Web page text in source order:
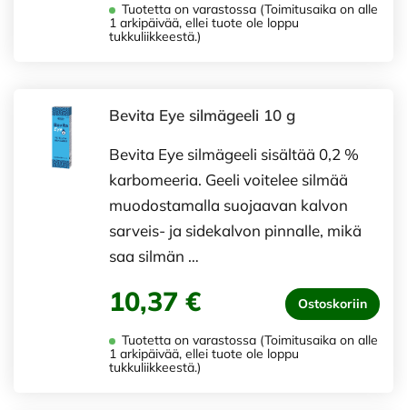
Tuotetta on varastossa (Toimitusaika on alle
1 arkipäivää, ellei tuote ole loppu
tukkuliikkeestä.)
Bevita Eye silmägeeli 10 g
Bevita Eye silmägeeli sisältää 0,2 %
karbomeeria. Geeli voitelee silmää
muodostamalla suojaavan kalvon
sarveis- ja sidekalvon pinnalle, mikä
saa silmän …
10,37 € Ostoskoriin
Tuotetta on varastossa (Toimitusaika on alle
1 arkipäivää, ellei tuote ole loppu
tukkuliikkeestä.)